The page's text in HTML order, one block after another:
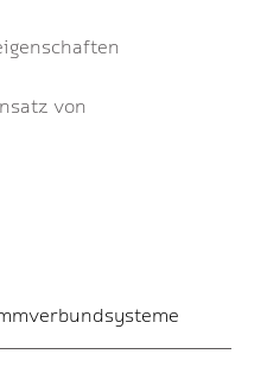
von